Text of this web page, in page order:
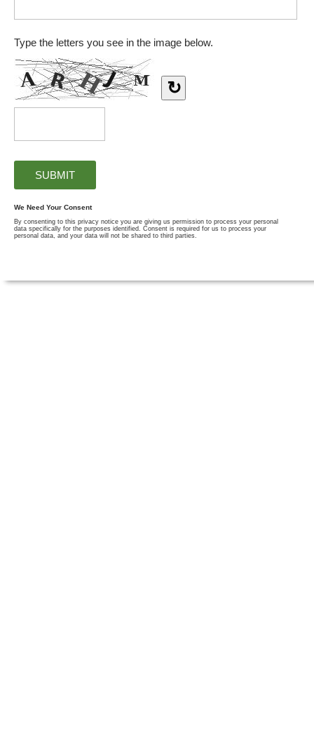
Type the letters you see in the image below.
↻
We Need Your Consent
By consenting to this privacy notice you are giving us permission to process your personal
data specifically for the purposes identified. Consent is required for us to process your
personal data, and your data will not be shared to third parties.